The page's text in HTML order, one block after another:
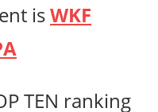
isWKF
TEN ranking